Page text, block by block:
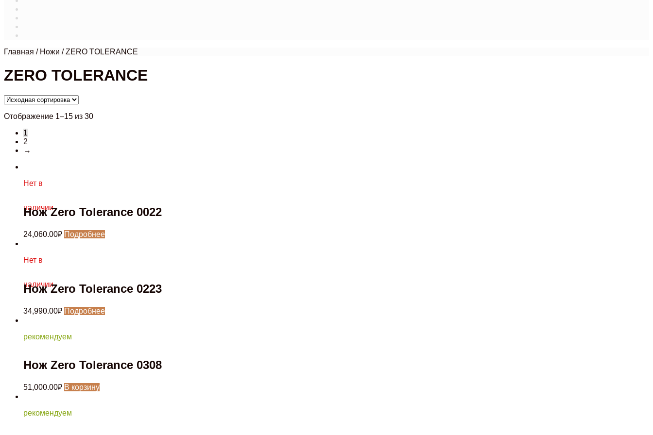
Главная / Ножи /ZERO TOLERANCE
ZERO TOLERANCE
Отображение 1–15 из 30
1
2
→
Нет в
наличии
Нож Zero Tolerance 0022
24,060.00₽ Подробнее
Нет в
наличии
Нож Zero Tolerance 0223
34,990.00₽ Подробнее
рекомендуем
Нож Zero Tolerance 0308
51,000.00₽ В корзину
рекомендуем